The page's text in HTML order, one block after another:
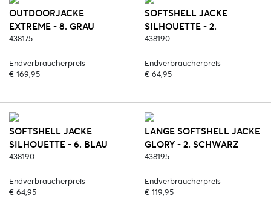
OUTDOORJACKE
EXTREME - 8. GRAU
438175
Endverbraucherpreis
€ 169,95
SOFTSHELL JACKE
SILHOUETTE - 2.
SCHWARZ
438190
Endverbraucherpreis
€ 64,95
SOFTSHELL JACKE
SILHOUETTE - 6. BLAU
438190
Endverbraucherpreis
€ 64,95
LANGE SOFTSHELL JACKE
GLORY - 2. SCHWARZ
438195
Endverbraucherpreis
€ 119,95